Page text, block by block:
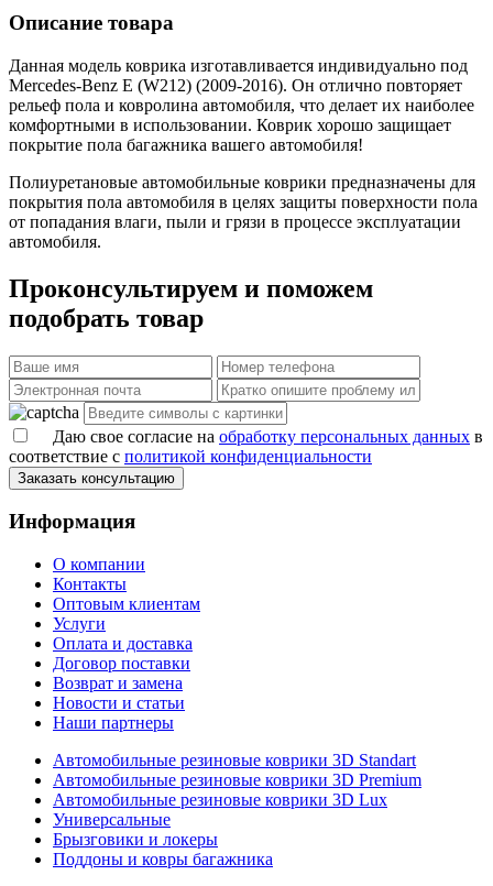
Описание товара
Данная модель коврика изготавливается индивидуально под
Mercedes-Benz E (W212) (2009-2016). Он отлично повторяет
рельеф пола и ковролина автомобиля, что делает их наиболее
комфортными в использовании. Коврик хорошо защищает
покрытие пола багажника вашего автомобиля!
Полиуретановые автомобильные коврики предназначены для
покрытия пола автомобиля в целях защиты поверхности пола
от попадания влаги, пыли и грязи в процессе эксплуатации
автомобиля.
Проконсультируем и поможем
подобрать товар
Даю свое согласие на обработку персональных данных в
соответствие с политикой конфиденциальности
Заказать консультацию
Информация
О компании
Контакты
Оптовым клиентам
Услуги
Оплата и доставка
Договор поставки
Возврат и замена
Новости и статьи
Наши партнеры
Автомобильные резиновые коврики 3D Standart
Автомобильные резиновые коврики 3D Premium
Автомобильные резиновые коврики 3D Lux
Универсальные
Брызговики и локеры
Поддоны и ковры багажника